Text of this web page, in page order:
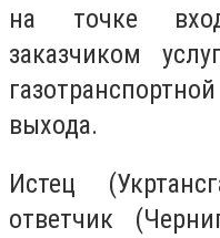
на точке
заказчиком
выхода.
Истец (
ответчик